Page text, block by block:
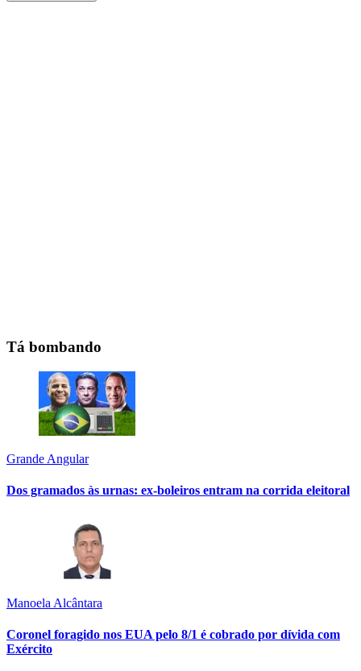
Tá bombando
Grande Angular
Dos gramados às urnas: ex-boleiros entram na corrida eleitoral
Manoela Alcântara
Coronel foragido nos EUA pelo 8/1 é cobrado por dívida com
Exército